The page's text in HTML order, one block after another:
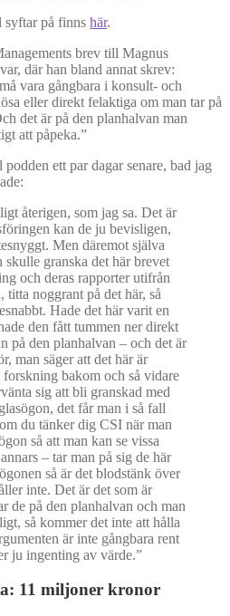
på finns här.
brev till Magnus
där han bland annat skrev:
vara gångbara i konsult- och
eller direkt felaktiga om man tar på
det är på den planhalvan man
att påpeka.”
ett par dagar senare, bad jag
återigen, som jag sa. Det är
kan de ju bevisligen,
Men däremot själva
granska det här brevet
och deras rapporter utifrån
titta noggrant på det här, så
Hade det här varit en
den fått tummen ner direkt
på den planhalvan – och det är
man säger att det här är
bakom och så vidare
sig att bli granskad med
det får man i så fall
du tänker dig CSI när man
så att man kan se vissa
– tar man på sig de här
så är det blodstänk över
inte. Det är det som är
de på den planhalvan och man
så kommer det inte att hålla
är inte gångbara rent
ju ingenting av värde.”
11 miljoner kronor